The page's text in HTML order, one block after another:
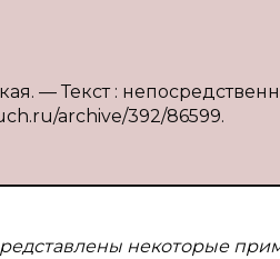
— Текст :
archive/392/86599.
некоторые